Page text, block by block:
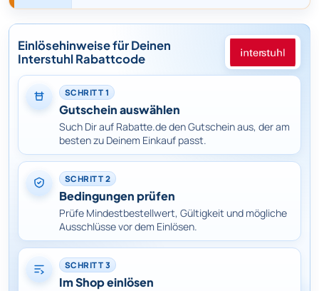
Einlösehinweise für Deinen
Interstuhl Rabattcode
SCHRITT 1
Gutschein auswählen
Such Dir auf Rabatte.de den Gutschein aus, der am
besten zu Deinem Einkauf passt.
SCHRITT 2
Bedingungen prüfen
Prüfe Mindestbestellwert, Gültigkeit und mögliche
Ausschlüsse vor dem Einlösen.
SCHRITT 3
Im Shop einlösen